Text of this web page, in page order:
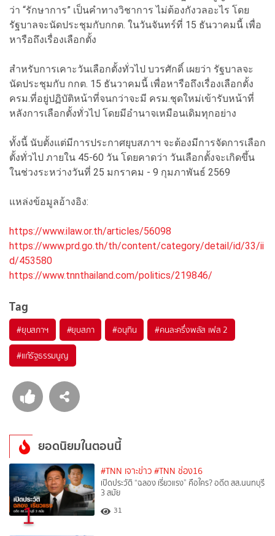
ว่า “รักษาการ” เป็นคำทางวิชาการ ไม่ต้องกังวลอะไร โดย
รัฐบาลจะนัดประชุมกับกกต. ในวันจันทร์ที่ 15 ธันวาคมนี้ เพื่อ
หารือถึงเรื่องเลือกตั้ง
สำหรับการเคาะวันเลือกตั้งทั่วไป บวรศักดิ์ เผยว่า รัฐบาลจะ
นัดประชุมกับ กกต. 15 ธันวาคมนี้ เพื่อหารือถึงเรื่องเลือกตั้ง
ครม.ที่อยู่ปฏิบัติหน้าที่จนกว่าจะมี ครม.ชุดใหม่เข้ารับหน้าที่
หลังการเลือกตั้งทั่วไป โดยมีอำนาจเหมือนเดิมทุกอย่าง
ทั้งนี้ นับตั้งแต่มีการประกาศยุบสภาฯ จะต้องมีการจัดการเลือก
ตั้งทั่วไป ภายใน 45-60 วัน โดยคาดว่า วันเลือกตั้งจะเกิดขึ้น
ในช่วงระหว่างวันที่ 25 มกราคม - 9 กุมภาพันธ์ 2569
แหล่งข้อมูลอ้างอิง:
https://www.ilaw.or.th/articles/56098
https://www.prd.go.th/th/content/category/detail/id/33/ii
d/453580
https://www.tnnthailand.com/politics/219846/
Tag
#ยุบสภาฯ #ยุบสภา #อนุทิน #คนละครึ่งพลัส เฟส 2
#แก้รัฐธรรมนูญ
ยอดนิยมในตอนนี้
1
#TNN เจาะข่าว #TNN ช่อง16
เปิดประวัติ “ฉลอง เรี่ยวแรง” คือใคร? อดีต สส.นนทบุรี
3 สมัย
31